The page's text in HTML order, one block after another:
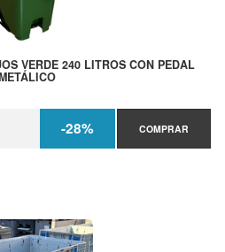
VERDE 240 LITROS CON PEDAL
-28% COMPRAR